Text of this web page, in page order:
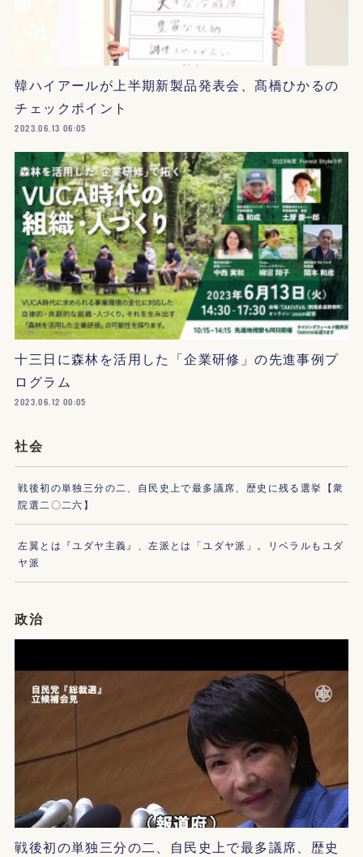
韓ハイアールが上半期新製品発表会、髙橋ひかるの
チェックポイント
2023.06.13 06:05
十三日に森林を活用した「企業研修」の先進事例プ
ログラム
2023.06.12 00:05
社会
戦後初の単独三分の二、自民史上で最多議席、歴史に残る選挙【衆
院選二〇二六】
左翼とは『ユダヤ主義』、左派とは「ユダヤ派」。リベラルもユダ
ヤ派
政治
戦後初の単独三分の二、自民史上で最多議席、歴史